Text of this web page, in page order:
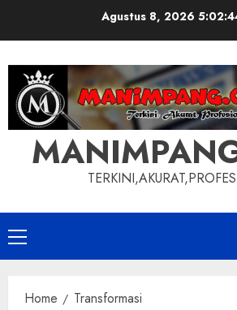
Agustus 8, 2026
Primary
Menu
Home Transformasi